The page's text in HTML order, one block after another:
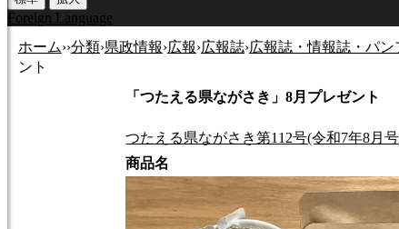
Foreign Language
ホーム››分類›県政情報›広報›広報誌›広報誌・情報誌・パン
ント
「つたえる県ながさき」8月プレゼント
つたえる県ながさき第112号(令和7年8月
商品名